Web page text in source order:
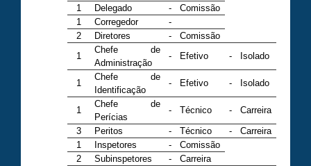
1
Delegado -
Comissão
1
Corregedor
-
2
Diretores -
Comissão
1
Chefe de
Administração
- Efetivo - Isolado
1
Chefe de
Identificação
- Efetivo - Isolado
1
Chefe de
Perícias
- Técnico -
Carreira
3
Peritos - Técnico -
Carreira
1
Inspetores -
Comissão
2
Subinspetores -
Carreira